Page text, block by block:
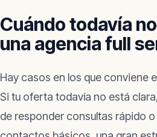
Cuándo todavía
una agencia full
Hay casos en los que conviene
Si tu oferta todavía no está
de responder consultas rápido o